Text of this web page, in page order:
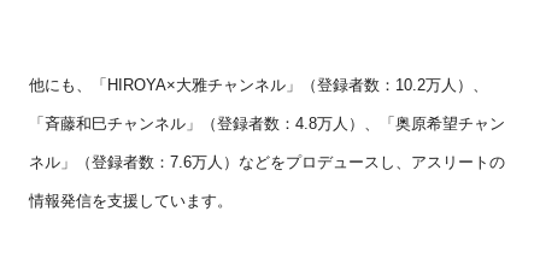
他にも、「 HIROYA×大雅チャンネル」（登録者数： 10.2万人）、
「斉藤和巳チャンネル」（登録者数： 4.8万人）、「奥原希望チャン
ネル」（登録者数： 7.6万人）などをプロデュースし、アスリートの
情報発信を支援しています。